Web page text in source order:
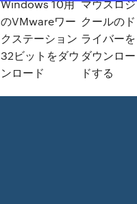
Windows 10用
のVMwareワー
クステーション
32ビットをダウ
ンロード
マウスロジ
クールのド
ライバーを
ダウンロー
ドする